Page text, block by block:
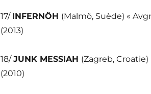
17/ INFERNÖH (Malmö, Suède) «
(2013)
18/JUNK MESSIAH (Zagreb,
(2010)